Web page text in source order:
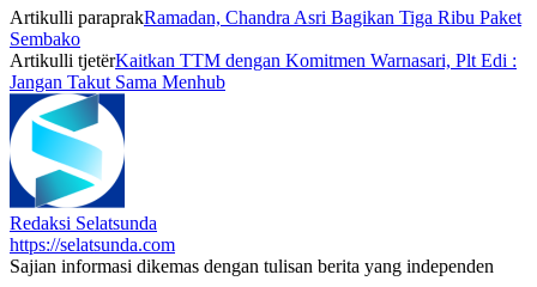
Artikulli paraprakRamadan, Chandra Asri Bagikan Tiga Ribu Paket
Sembako
Artikulli tjetërKaitkan TTM dengan Komitmen Warnasari, Plt Edi :
Jangan Takut Sama Menhub
Redaksi Selatsunda
https://selatsunda.com
Sajian informasi dikemas dengan tulisan berita yang independen